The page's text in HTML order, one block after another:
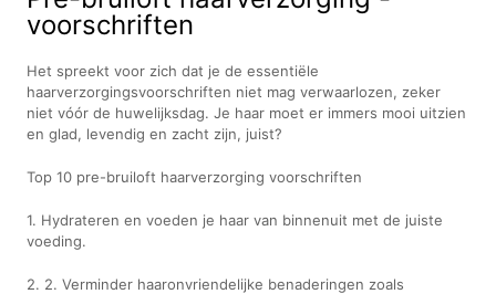
voorschriften
Het spreekt voor zich dat je de essentiële
haarverzorgingsvoorschriften niet mag verwaarlozen, zeker
niet vóór de huwelijksdag. Je haar moet er immers mooi uitzien
en glad, levendig en zacht zijn, juist?
Top 10 pre-bruiloft haarverzorging voorschriften
1. Hydrateren en voeden je haar van binnenuit met de juiste
voeding.
2. 2. Verminder haaronvriendelijke benaderingen zoals